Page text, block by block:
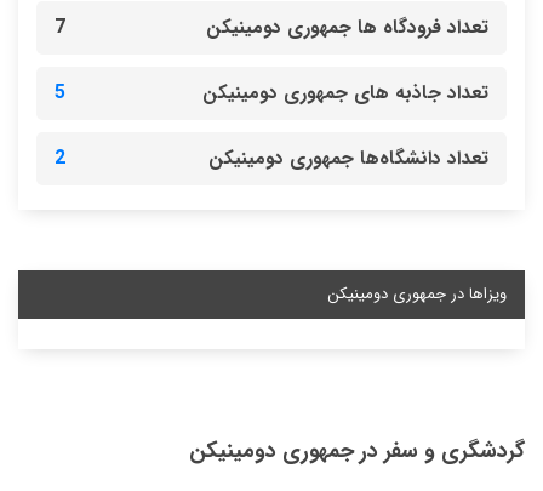
تعداد فرودگاه ها جمهوری دومینیکن 7
تعداد جاذبه های جمهوری دومینیکن 5
تعداد دانشگاه‌ها جمهوری دومینیکن 2
ویزاها در جمهوری دومینیکن
گردشگری و سفر در جمهوری دومینیکن